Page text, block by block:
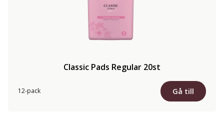
Classic Pads Regular 20st
12-pack Gå till